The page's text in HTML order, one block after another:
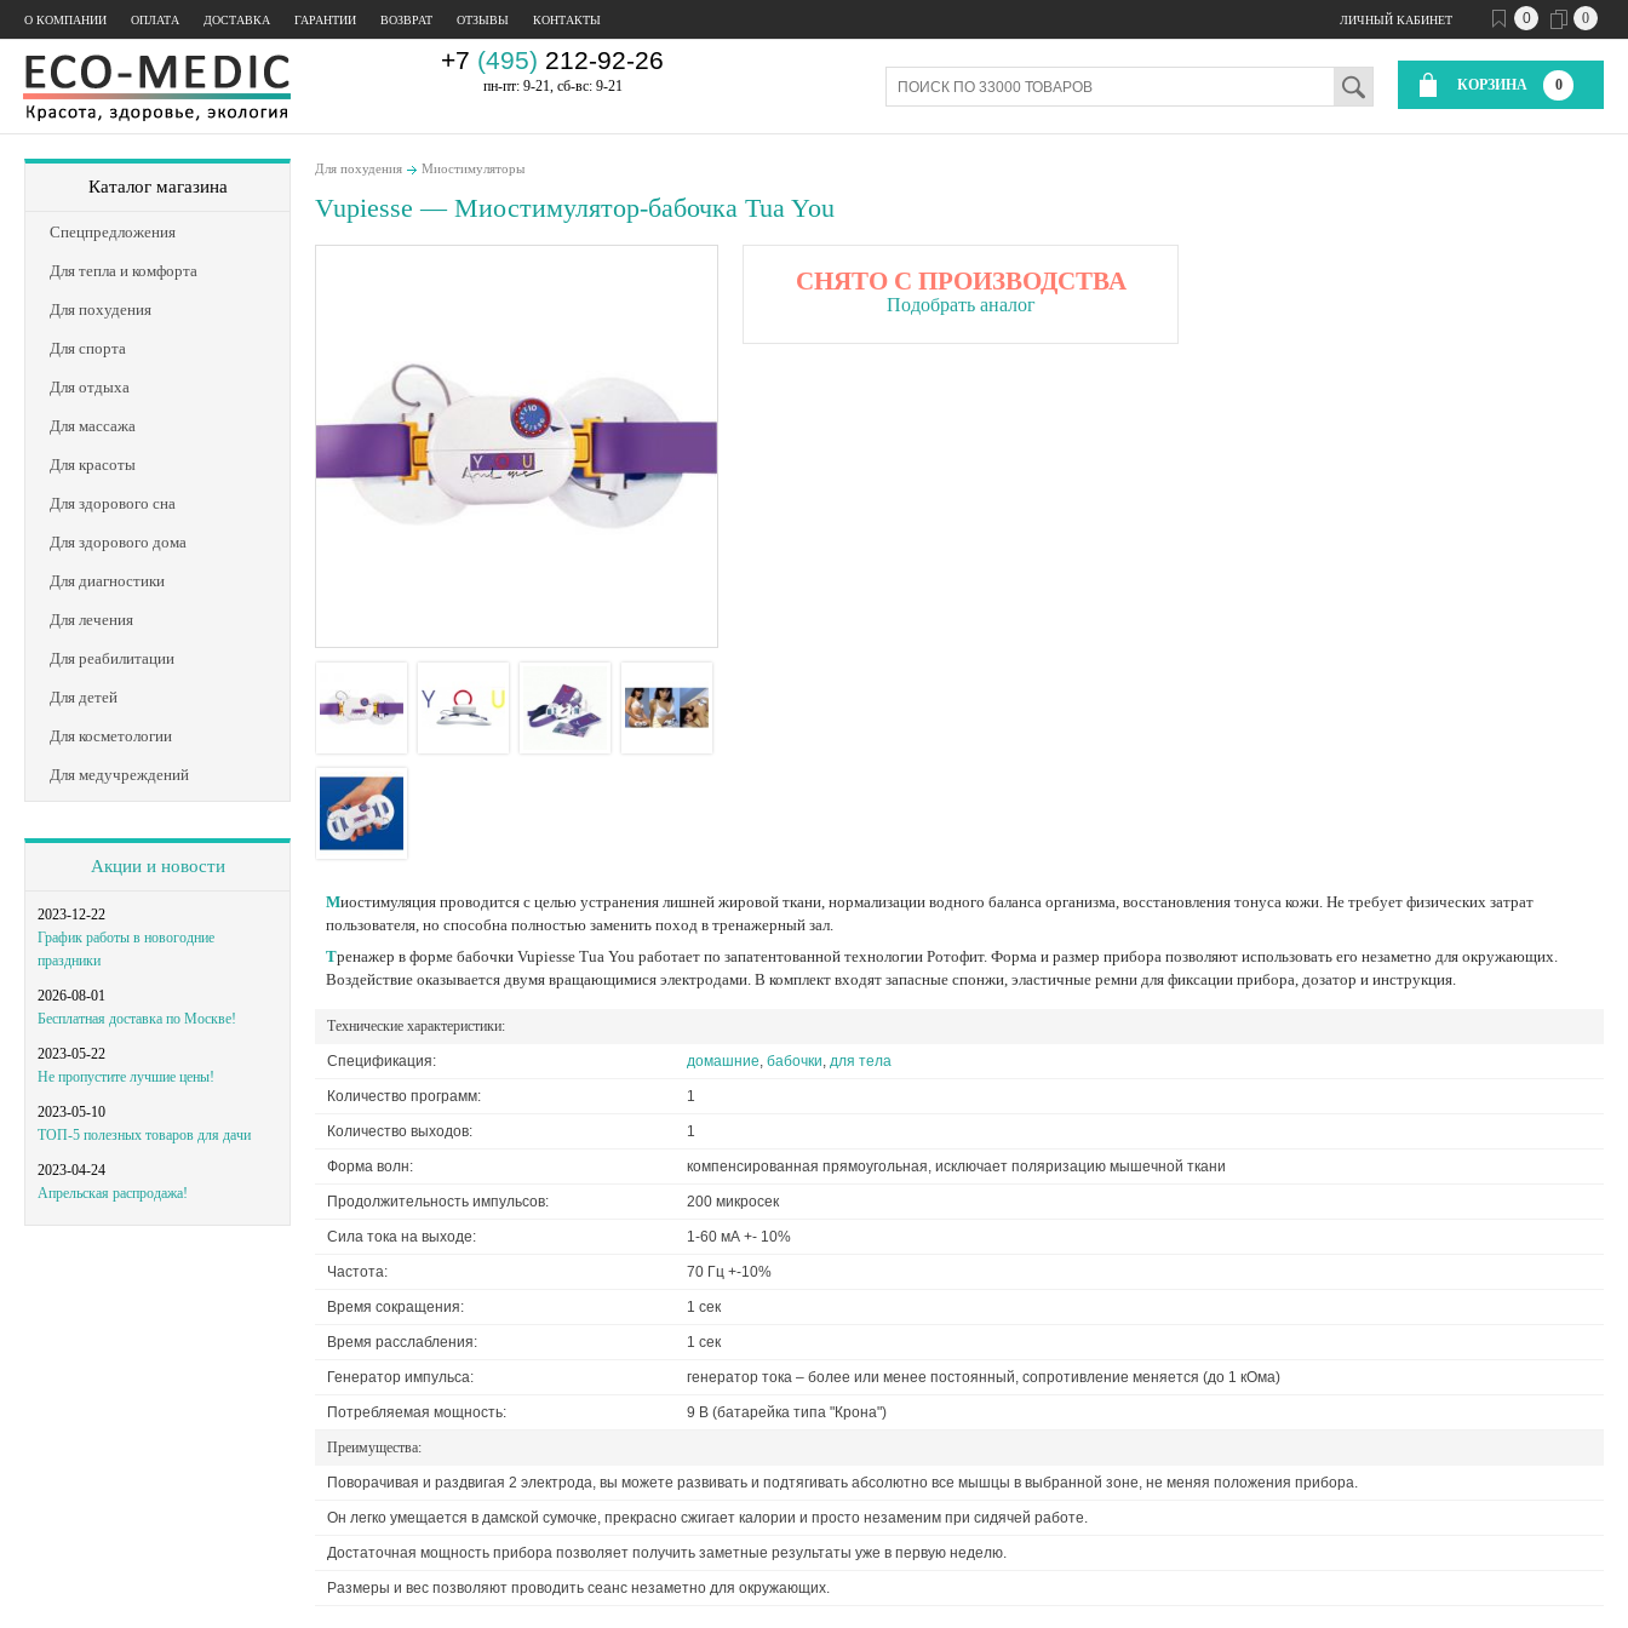
О КОМПАНИИ ОПЛАТА ДОСТАВКА ГАРАНТИИ ВОЗВРАТ ОТЗЫВЫ КОНТАКТЫ 0 0
ЛИЧНЫЙ КАБИНЕТ
КОРЗИНА 0
+7 (495) 212-92-26
пн-пт: 9-21, сб-вс: 9-21
Каталог магазина
Спецпредложения
Для тепла и комфорта
Для похудения
Для спорта
Для отдыха
Для массажа
Для красоты
Для здорового сна
Для здорового дома
Для диагностики
Для лечения
Для реабилитации
Для детей
Для косметологии
Для медучреждений
Акции и новости
2023-12-22
График работы в новогодние
праздники
2026-08-01
Бесплатная доставка по Москве!
2023-05-22
Не пропустите лучшие цены!
2023-05-10
ТОП-5 полезных товаров для дачи
2023-04-24
Апрельская распродажа!
Для похудения Миостимуляторы
Vupiesse — Миостимулятор-бабочка Tua You
СНЯТО С ПРОИЗВОДСТВА
Подобрать аналог
Миостимуляция проводится с целью устранения лишней жировой ткани, нормализации водного баланса организма, восстановления тонуса кожи. Не требует физических затрат
пользователя, но способна полностью заменить поход в тренажерный зал.
Тренажер в форме бабочки Vupiesse Tua You работает по запатентованной технологии Ротофит. Форма и размер прибора позволяют использовать его незаметно для окружающих.
Воздействие оказывается двумя вращающимися электродами. В комплект входят запасные спонжи, эластичные ремни для фиксации прибора, дозатор и инструкция.
Технические характеристики:
Спецификация: домашние бабочки для тела
Количество программ: 1
Количество выходов: 1
Форма волн: компенсированная прямоугольная, исключает поляризацию мышечной ткани
Продолжительность импульсов: 200 микросек
Сила тока на выходе: 1-60 мА +- 10%
Частота: 70 Гц +-10%
Время сокращения: 1 сек
Время расслабления: 1 сек
Генератор импульса: генератор тока – более или менее постоянный, сопротивление меняется (до 1 кОма)
Потребляемая мощность: 9 В (батарейка типа "Крона")
Преимущества:
Поворачивая и раздвигая 2 электрода, вы можете развивать и подтягивать абсолютно все мышцы в выбранной зоне, не меняя положения прибора.
Он легко умещается в дамской сумочке, прекрасно сжигает калории и просто незаменим при сидячей работе.
Достаточная мощность прибора позволяет получить заметные результаты уже в первую неделю.
Размеры и вес позволяют проводить сеанс незаметно для окружающих.